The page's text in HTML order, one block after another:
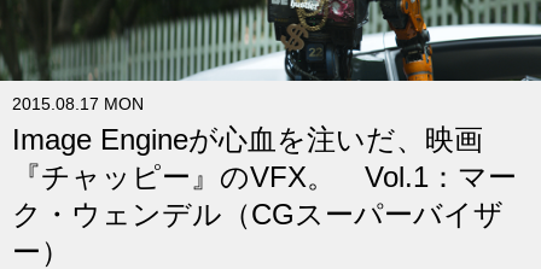
スタジオ
講座
SHOP
クリエイターズID
求人
2015.08.17 MON
Image Engineが心血を注いだ、映画
『チャッピー』のVFX。 Vol.1：マー
ク・ウェンデル（CGスーパーバイザ
ー）